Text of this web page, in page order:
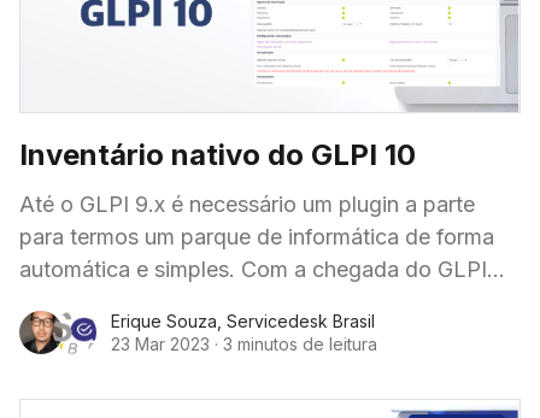
Inventário nativo do GLPI 10
Até o GLPI 9.x é necessário um plugin a parte
para termos um parque de informática de forma
automática e simples. Com a chegada do GLPI
Erique Souza Servicedesk Brasil
23 Mar 2023 · 3 minutos de leitura